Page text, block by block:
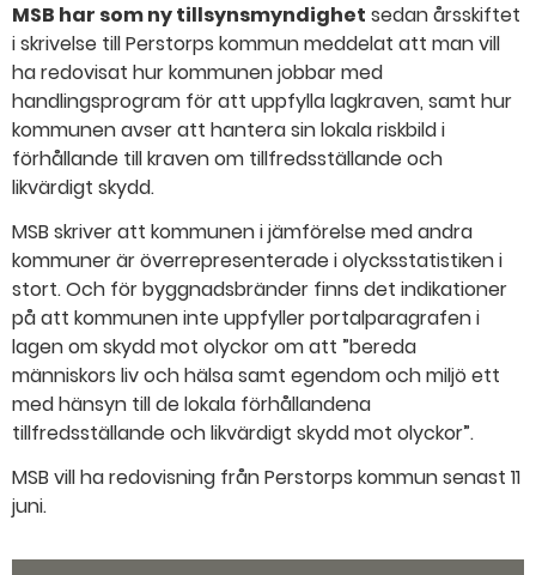
MSB har som ny tillsynsmyndighet sedan årsskiftet
i skrivelse till Perstorps kommun meddelat att man vill
ha redovisat hur kommunen jobbar med
handlingsprogram för att uppfylla lagkraven, samt hur
kommunen avser att hantera sin lokala riskbild i
förhållande till kraven om tillfredsställande och
likvärdigt skydd.
MSB skriver att kommunen i jämförelse med andra
kommuner är överrepresenterade i olycksstatistiken i
stort. Och för byggnadsbränder finns det indikationer
på att kommunen inte uppfyller portalparagrafen i
lagen om skydd mot olyckor om att ”bereda
människors liv och hälsa samt egendom och miljö ett
med hänsyn till de lokala förhållandena
tillfredsställande och likvärdigt skydd mot olyckor”.
MSB vill ha redovisning från Perstorps kommun senast 11
juni.